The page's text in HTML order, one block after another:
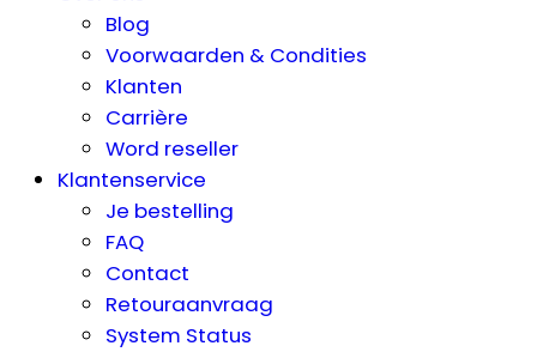
Blog
Voorwaarden & Condities
Klanten
Carrière
Word reseller
Klantenservice
Je bestelling
FAQ
Contact
Retouraanvraag
System Status